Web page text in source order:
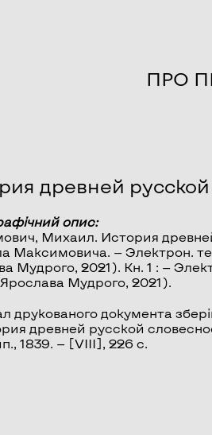
ПРО
древней
опис:
Михаил. История
Максимовича. — Электрон.
Мудрого, 2021). Кн. 1 : —
Мудрого, 2021).
друкованого документа
древней русской
1839. — [VIII], 226 с.